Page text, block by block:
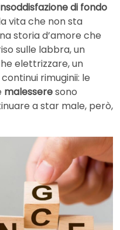
di fondo
vita che non sta
storia d’amore che
sulle labbra, un
elettrizzare, un
rimuginii: le
malesseresono
a star male, però,